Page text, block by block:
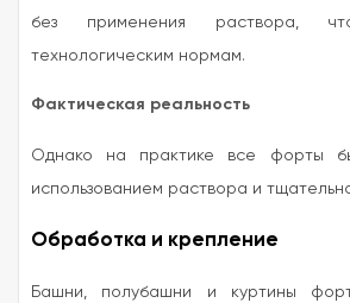
без применения раствора,
технологическим нормам.
Фактическая реальность
Однако на практике все форты
использованием раствора и
Обработка и крепление
Башни, полубашни и куртины